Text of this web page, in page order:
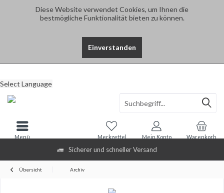
Diese Website verwendet Cookies, um Ihnen die
bestmögliche Funktionalität bieten zu können.
Einverstanden
Sicherer und schneller Versand
Select Language
Warenkorb
Merkzettel Mein Konto
Menü
Übersicht Archiv